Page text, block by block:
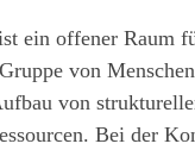
ein offener Raum
von
von
Bei der